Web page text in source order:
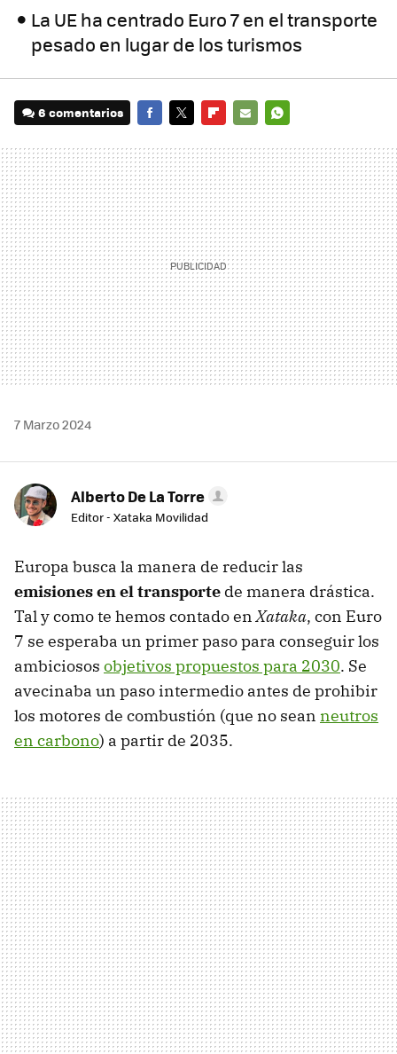
La UE ha centrado Euro 7 en el transporte
pesado en lugar de los turismos
6 comentarios
MAIL
7 Marzo 2024
Alberto De La Torre
Editor - Xataka Movilidad
Europa busca la manera de reducir las
emisiones en el transporte de manera drástica.
Tal y como te hemos contado enXataka, con Euro
7 se esperaba un primer paso para conseguir los
ambiciosos objetivos propuestos para 2030. Se
avecinaba un paso intermedio antes de prohibir
los motores de combustión (que no sean neutros
en carbono) a partir de 2035.